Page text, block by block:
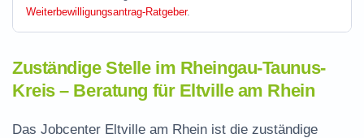
Weiterbewilligungsantrag-Ratgeber.
Zuständige Stelle im Rheingau-Taunus-
Kreis – Beratung für Eltville am Rhein
Das Jobcenter Eltville am Rhein ist die zuständige